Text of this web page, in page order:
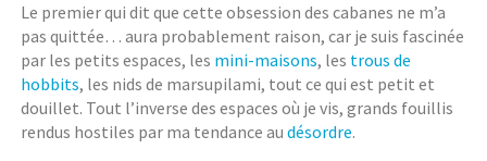
Le premier qui dit que cette obsession des cabanes ne m’a
pas quittée… aura probablement raison, car je suis fascinée
par les petits espaces, les mini-maisons, les trous de
hobbits, les nids de marsupilami, tout ce qui est petit et
douillet. Tout l’inverse des espaces où je vis, grands fouillis
rendus hostiles par ma tendance audésordre.